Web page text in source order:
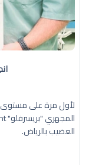
لأول مرة على مستوى
العضيب بالرياض.